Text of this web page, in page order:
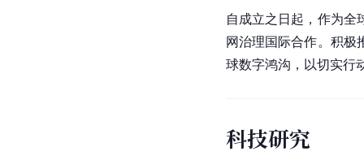
自成立之日起，作为全
网治理国际合作。积极
球数字鸿沟，以切实行
科技研究